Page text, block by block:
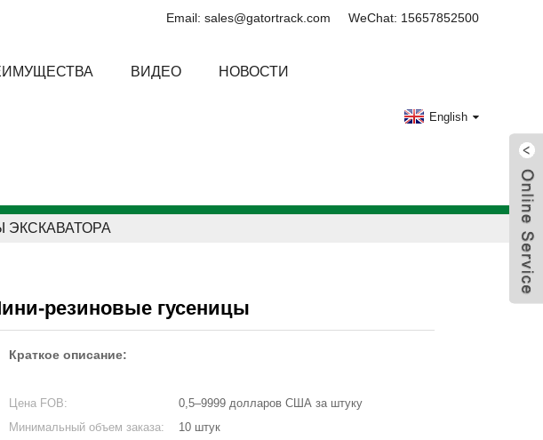
Email: sales@gatortrack.com WeChat: 15657852500
ВИДЕО НОВОСТИ
English
ЭКСКАВАТОРА
резиновые гусеницы
Краткое описание:
Цена FOB:
0,5–9999 долларов США за штуку
Минимальный объем заказа:
10 штук